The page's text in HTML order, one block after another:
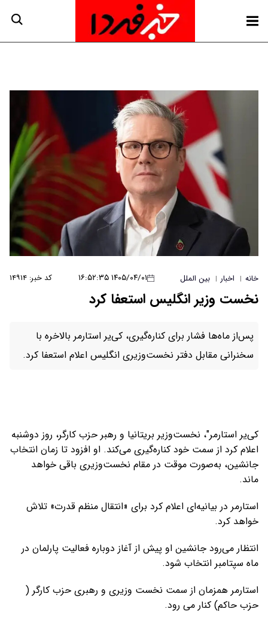
خانه | اخبار | بین الملل ۱۴۰۵/۰۴/۰۱ ۱۶:۵۲:۳۵ کد خبر: ۱۴۹۱۴
نخست وزیر انگلیس استعفا کرد
پس‌از ماه‌ها فشار برای کناره‌گیری، کی‌یر استارمر بالاخره با
سخنرانی مقابل دفتر نخست‌وزیری انگلیس اعلام استعفا کرد.
کی‌یر استارمر"، نخست‌وزیر بریتانیا و رهبر حزب کارگر، روز دوشنبه
اعلام کرد از سمت خود کناره‌گیری می‌کند. او افزود تا زمان انتخاب
جانشین، به‌صورت موقت در مقام نخست‌وزیری باقی خواهد
ماند.
استارمر در بیانیه‌ای اعلام کرد برای «انتقال منظم قدرت» تلاش
خواهد کرد.
انتظار می‌رود جانشین او پیش از آغاز دوباره فعالیت پارلمان در
ماه سپتامبر انتخاب شود.
استارمر همزمان از سمت نخست وزیری و رهبری حزب کارگر (
حزب حاکم) کنار می رود.